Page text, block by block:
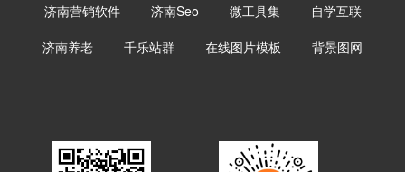
济南营销软件
济南Seo 微工具集
自学互联
济南养老
千乐站群 在线图片模板 背景图网